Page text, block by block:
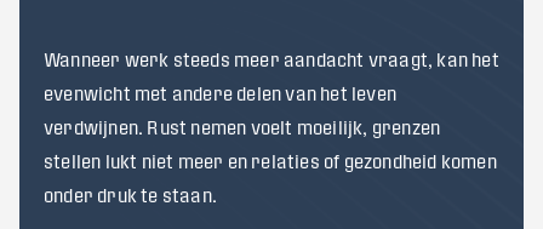
Wanneer werk steeds meer aandacht vraagt, kan het
evenwicht met andere delen van het leven
verdwijnen. Rust nemen voelt moeilijk, grenzen
stellen lukt niet meer en relaties of gezondheid komen
onder druk te staan.